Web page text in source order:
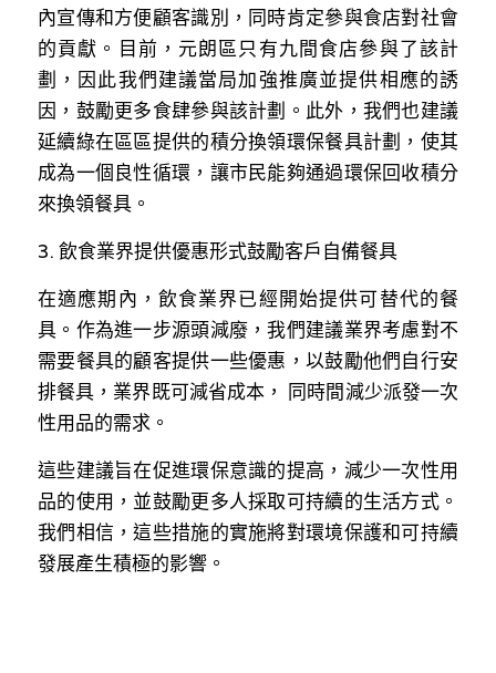
內宣傳和⽅便顧客識別，同時肯定參與食店對社會
的貢獻。⽬前，元朗區只有九間食店參與了該計
劃，因此我們建議當局加強推廣並提供相應的誘
因，⿎勵更多食肆參與該計劃。此外，我們也建議
延續綠在區區提供的積分換領環保餐具計劃，使其
成為⼀個良性循環，讓市民能夠通過環保回收積分
來換領餐具。
3. 飲食業界提供優惠形式⿎勵客⼾⾃備餐具
在適應期內，飲食業界已經開始提供可替代的餐
具。作為進⼀步源頭減廢，我們建議業界考慮對不
需要餐具的顧客提供⼀些優惠，以⿎勵他們⾃⾏安
排餐具，業界既可減省成本， 同時間減少派發⼀次
性⽤品的需求。
這些建議旨在促進環保意識的提⾼，減少⼀次性⽤
品的使⽤，並⿎勵更多⼈採取可持續的⽣活⽅式。
我們相信，這些措施的實施將對環境保護和可持續
發展產⽣積極的影響。